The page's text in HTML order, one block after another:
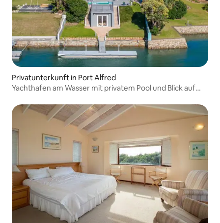
Privatunterkunft in Port Alfred
Yachthafen am Wasser mit privatem Pool und Blick auf